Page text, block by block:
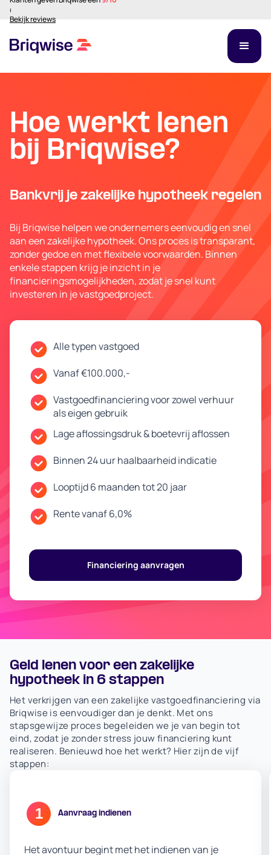
⏐
Bekijk reviews
Hoe werkt lenen
bij Briqwise?
Bankvrij je zakelijke hypotheek regelen
Bij Briqwise helpen we ondernemers eenvoudig en snel
aan een zakelijke hypotheek. Ons proces is transparant,
zonder gedoe en met flexibele voorwaarden. Binnen
enkele stappen krijg je inzicht in je
financieringsmogelijkheden, zodat je snel kunt
investeren in je vastgoedproject.
Alle typen vastgoed
Vanaf €100.000,-
Vastgoedfinanciering voor zowel verhuur
als eigen gebruik
Lage aflossingsdruk & boetevrij aflossen
Binnen 24 uur haalbaarheid indicatie
Looptijd 6 maanden tot 20 jaar
Rente vanaf 6,0%
Financiering aanvragen
Geld lenen voor een zakelijke
hypotheek in 6 stappen
Het verkrijgen van een zakelijke vastgoedfinanciering via
Briqwise is eenvoudiger dan je denkt. Met ons
stapsgewijze proces begeleiden we je van begin tot
eind, zodat je zonder stress jouw financiering kunt
realiseren. Benieuwd hoe het werkt? Hier zijn de vijf
stappen:
1 Aanvraag indienen
Het avontuur begint met het indienen van je